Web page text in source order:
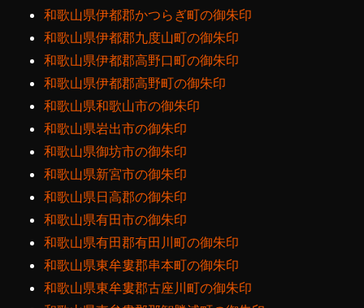
和歌山県伊都郡かつらぎ町の御朱印
和歌山県伊都郡九度山町の御朱印
和歌山県伊都郡高野口町の御朱印
和歌山県伊都郡高野町の御朱印
和歌山県和歌山市の御朱印
和歌山県岩出市の御朱印
和歌山県御坊市の御朱印
和歌山県新宮市の御朱印
和歌山県日高郡の御朱印
和歌山県有田市の御朱印
和歌山県有田郡有田川町の御朱印
和歌山県東牟婁郡串本町の御朱印
和歌山県東牟婁郡古座川町の御朱印